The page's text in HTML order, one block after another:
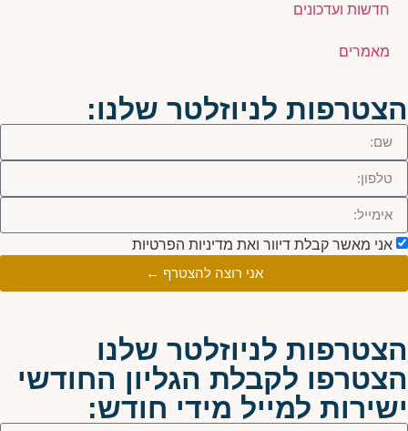
חדשות ועדכונים
מאמרים
הצטרפות לניוזלטר שלנו:
אני מאשר קבלת דיוור ואת מדיניות הפרטיות
אני רוצה להצטרף ←
הצטרפות לניוזלטר שלנו
הצטרפו לקבלת הגליון החודשי
ישירות למייל מידי חודש: